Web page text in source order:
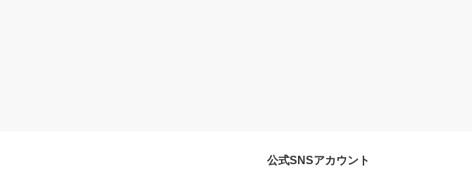
公式SNSアカウント